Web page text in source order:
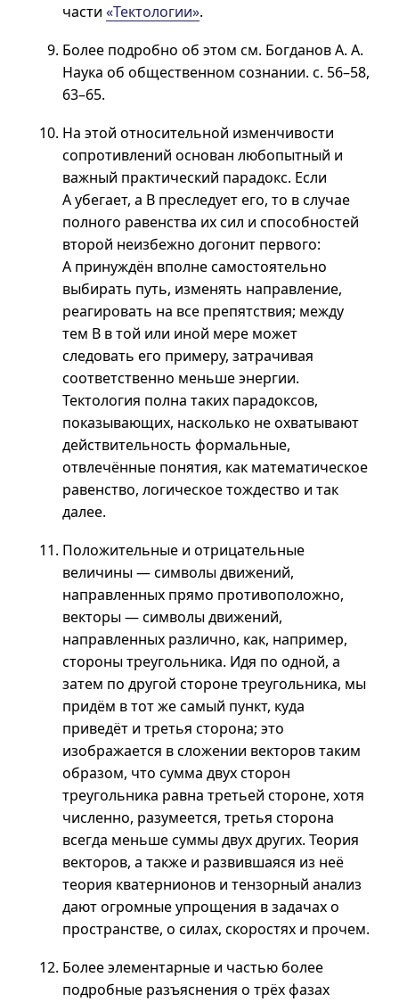
части «Тектологии».
Более подробно об этом см. БогдановА. А.
Наука об общественном сознании. с. 56–58,
63–65.
На этой относительной изменчивости
сопротивлений основан любопытный и
важный практический парадокс. Если
А убегает, а В преследует его, то в случае
полного равенства их сил и способностей
второй неизбежно догонит первого:
А принуждён вполне самостоятельно
выбирать путь, изменять направление,
реагировать на все препятствия; между
тем В в той или иной мере может
следовать его примеру, затрачивая
соответственно меньше энергии.
Тектология полна таких парадоксов,
показывающих, насколько не охватывают
действительность формальные,
отвлечённые понятия, как математическое
равенство, логическое тождество и так
далее.
Положительные и отрицательные
величины — символы движений,
направленных прямо противоположно,
векторы — символы движений,
направленных различно, как, например,
стороны треугольника. Идя по одной, а
затем по другой стороне треугольника, мы
придём в тот же самый пункт, куда
приведёт и третья сторона; это
изображается в сложении векторов таким
образом, что сумма двух сторон
треугольника равна третьей стороне, хотя
численно, разумеется, третья сторона
всегда меньше суммы двух других. Теория
векторов, а также и развившаяся из неё
теория кватернионов и тензорный анализ
дают огромные упрощения в задачах о
пространстве, о силах, скоростях и прочем.
Более элементарные и частью более
подробные разъяснения о трёх фазах